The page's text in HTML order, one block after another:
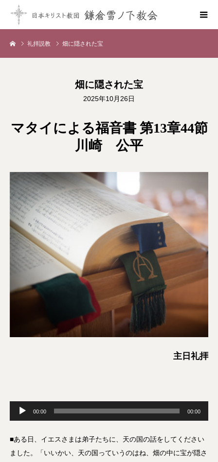
礼拝説教 畑に隠された宝
畑に隠された宝
2025年10月26日
マタイによる福音書 第13章44節
川崎 公平
主日礼拝
声
00:00 00:00
■ある日、イエスさまは弟子たちに、天の国の話をしてください
ました。「いいかい、天の国っていうのはね、畑の中に宝が隠さ